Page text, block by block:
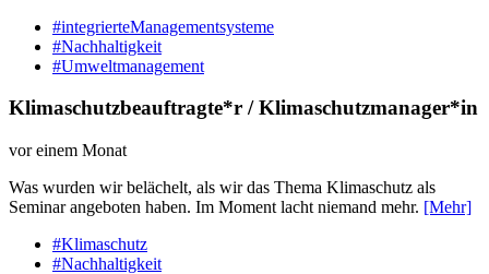
#integrierteManagementsysteme
#Nachhaltigkeit
#Umweltmanagement
Klimaschutzbeauftragte*r / Klimaschutzmanager*in
vor einem Monat
Was wurden wir belächelt, als wir das Thema Klimaschutz als
Seminar angeboten haben. Im Moment lacht niemand mehr. [Mehr]
#Klimaschutz
#Nachhaltigkeit